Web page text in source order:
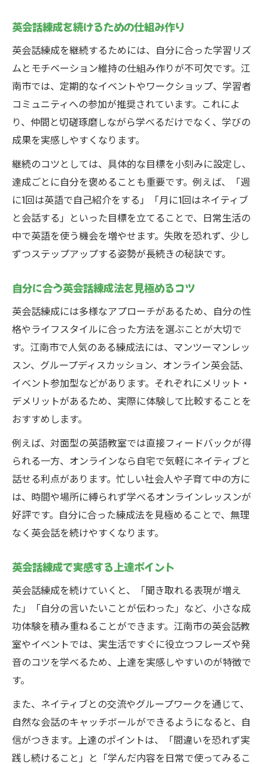
英会話練成で毎日続ける工夫とは
英会話練成を続けるための仕組み作り
英会話練成を継続するためには、自分に合った学習リズ
ムとモチベーション維持の仕組み作りが不可欠です。江
南市では、定期的なイベントやワークショップ、学習者
コミュニティへの参加が推奨されています。これによ
り、仲間と切磋琢磨しながら学べるだけでなく、学びの
成果を実感しやすくなります。
継続のコツとしては、具体的な目標を小刻みに設定し、
達成ごとに自分を褒めることも重要です。例えば、「週
に1回は英語で自己紹介をする」「月に1回はネイティブ
と会話する」といった目標を立てることで、日常生活の
中で英語を使う機会を増やせます。失敗を恐れず、少し
ずつステップアップする姿勢が長続きの秘訣です。
自分に合う英会話練成法を見極めるコツ
英会話練成には多様なアプローチがあるため、自分の性
格やライフスタイルに合った方法を選ぶことが大切で
す。江南市で人気のある練成法には、マンツーマンレッ
スン、グループディスカッション、オンライン英会話、
イベント参加型などがあります。それぞれにメリット・
デメリットがあるため、実際に体験して比較することを
おすすめします。
例えば、対面型の英語教室では直接フィードバックが得
られる一方、オンラインなら自宅で気軽にネイティブと
話せる利点があります。忙しい社会人や子育て中の方に
は、時間や場所に縛られず学べるオンラインレッスンが
好評です。自分に合った練成法を見極めることで、無理
なく英会話を続けやすくなります。
英会話練成で実感する上達ポイント
英会話練成を続けていくと、「聞き取れる表現が増え
た」「自分の言いたいことが伝わった」など、小さな成
功体験を積み重ねることができます。江南市の英会話教
室やイベントでは、実生活ですぐに役立つフレーズや発
音のコツを学べるため、上達を実感しやすいのが特徴で
す。
また、ネイティブとの交流やグループワークを通じて、
自然な会話のキャッチボールができるようになると、自
信がつきます。上達のポイントは、「間違いを恐れず実
践し続けること」と「学んだ内容を日常で使ってみるこ